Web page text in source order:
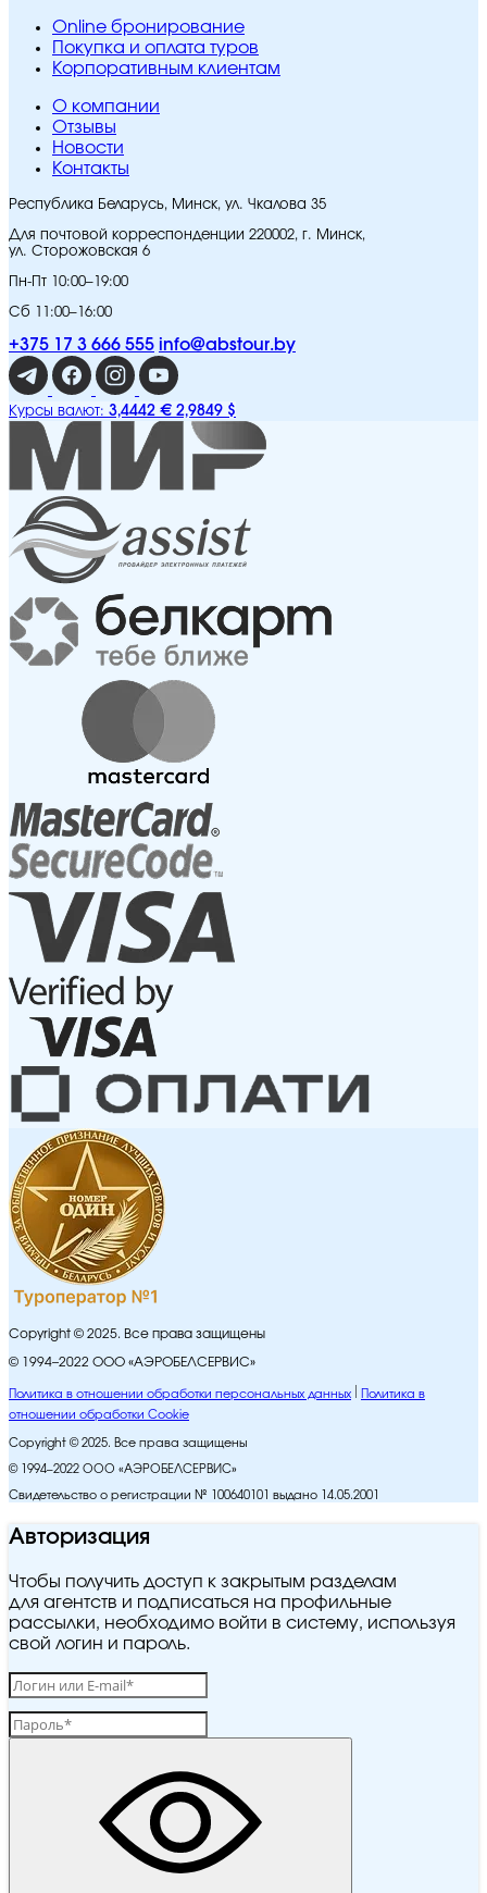
Online бронирование
Покупка и оплата туров
Корпоративным клиентам
O компании
Отзывы
Новости
Контакты
Республика Беларусь, Минск, ул. Чкалова 35
Для почтовой корреспонденции 220002, г. Минск,
ул. Сторожовская 6
Пн-Пт 10:00–19:00
Сб 11:00–16:00
+375 17 3 666 555 info@abstour.by
Курсы валют: 3,4442 € 2,9849 $
Copyright © 2025. Все права защищены
© 1994–2022 ООО «АЭРОБЕЛСЕРВИС»
Политика в отношении обработки персональных данных
Политика в
отношении обработки Cookie
Copyright © 2025. Все права защищены
© 1994–2022 ООО «АЭРОБЕЛСЕРВИС»
Свидетельство о регистрации № 100640101 выдано 14.05.2001
Авторизация
Чтобы получить доступ к закрытым разделам
для агентств и подписаться на профильные
рассылки, необходимо войти в систему, используя
свой логин и пароль.